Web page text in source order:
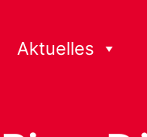
Aktuelles